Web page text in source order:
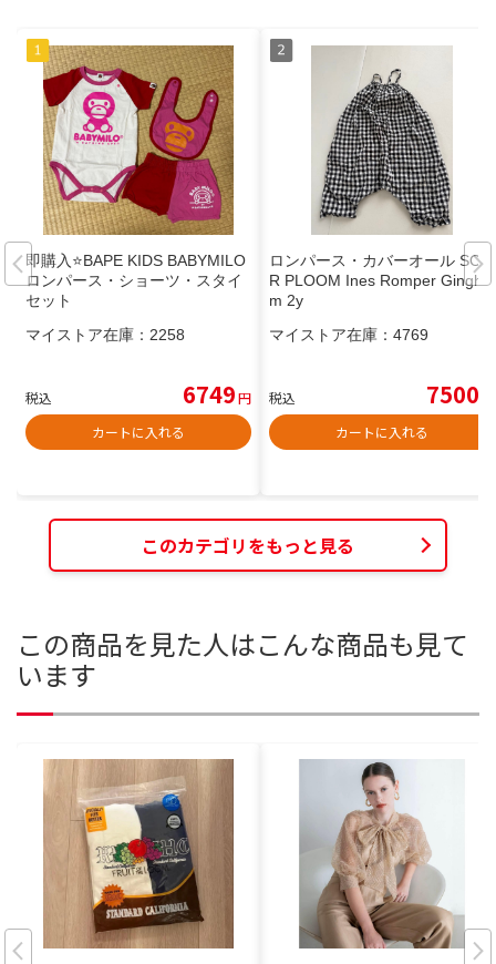
即購入⭐️BAPE KIDS BABYMILO
ロンパース・ショーツ・スタイ
セット
マイストア在庫： 2258
税込 6749円
カートに入れる
ロンパース・カバーオール SOO
R PLOOM Ines Romper Gingha
m 2y
マイストア在庫： 4769
税込 7500
カートに入れる
このカテゴリをもっと見る
この商品を見た人はこんな商品も見て
います